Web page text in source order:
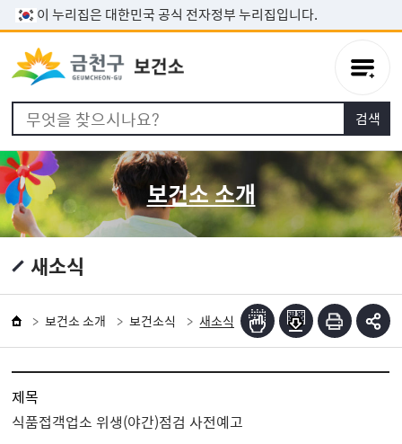
본문 바로가기
이 누리집은 대한민국 공식 전자정부 누리집입니다.
보건소 소개
새소식
보건소 소개 보건소식 새소식
제목
식품접객업소 위생(야간)점검 사전예고